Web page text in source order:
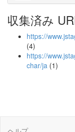
収集済み
https://
(4)
https://
char/ja (1)